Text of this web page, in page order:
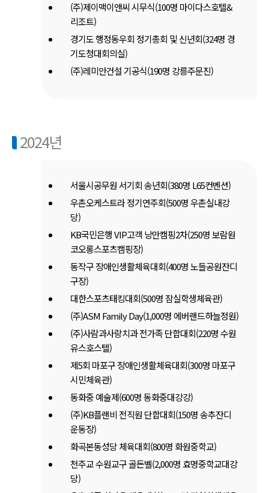
(주)제이맥이앤씨 시무식(100명 마이다스호텔&
리조트)
경기도 행정동우회 정기총회 및 신년회(324명 경
기도청대회의실)
(주)레미안건설 기공식(190명 강릉주문진)
2024년
서울시공무원 서기회 송년회(380명 L65컨벤션)
우촌오케스트라 정기연주회(500명 우촌실내강
당)
KB국민은행 VIP고객 낭만캠핑2차(250명 보람원
코오롱스포츠캠핑장)
동작구 장애인생활체육대회(400명 노들공원잔디
구장)
대한스포츠태킹대회(500명 잠실학생체육관)
(주)ASM Family Day(1,000명 에버랜드하늘정원)
(주)사람과사랑치과 전가족 단합대회(220명 수원
유스호스텔)
제5회 마포구 장애인생활체육대회(300명 마포구
시민체육관)
동화중 예술제(600명 동화중대강강)
(주)KB플랜비 전직원 단합대회(150명 송추잔디
운동장)
화곡본동성당 체육대회(800명 화원중학교)
천주교 수원교구 골든벨(2,000명 효명중학교대강
당)